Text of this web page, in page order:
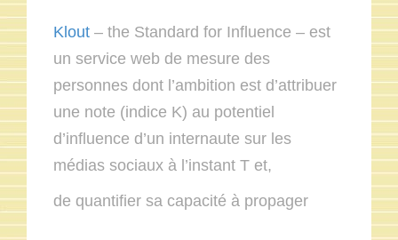
Klout – the Standard for Influence – est
un service web de mesure des
personnes dont l’ambition est d’attribuer
une note (indice K) au potentiel
d’influence d’un internaute sur les
médias sociaux à l’instant T et,
de quantifier sa capacité à propager